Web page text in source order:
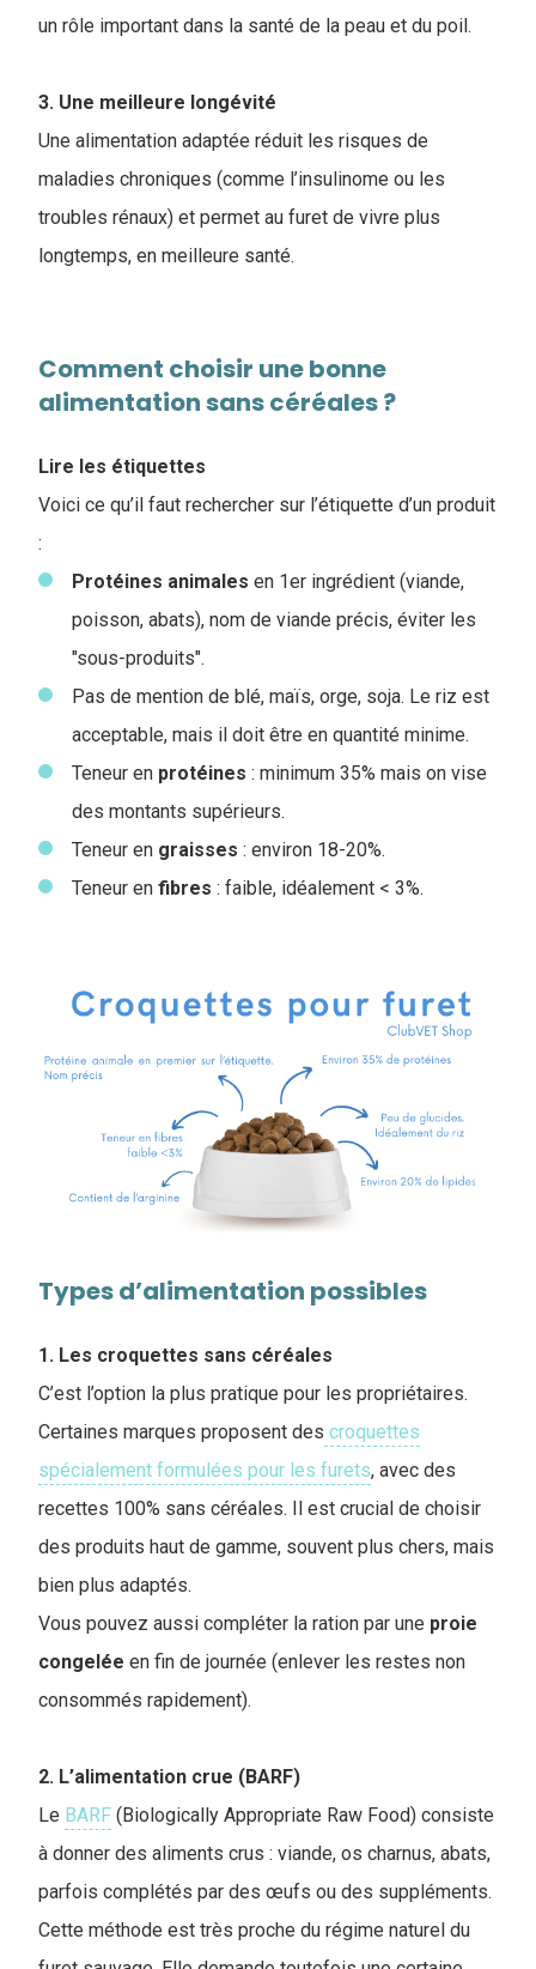
un rôle important dans la santé de la peau et du poil.
3. Une meilleure longévité
Une alimentation adaptée réduit les risques de
maladies chroniques (comme l’insulinome ou les
troubles rénaux) et permet au furet de vivre plus
longtemps, en meilleure santé.
Comment choisir une bonne
alimentation sans céréales ?
Lire les étiquettes
Voici ce qu’il faut rechercher sur l’étiquette d’un produit
:
Protéines animales en 1er ingrédient (viande,
poisson, abats), nom de viande précis, éviter les
"sous-produits".
Pas de mention de blé, maïs, orge, soja. Le riz est
acceptable, mais il doit être en quantité minime.
Teneur en protéines : minimum 35% mais on vise
des montants supérieurs.
Teneur en graisses : environ 18-20%.
Teneur en fibres : faible, idéalement < 3%.
Types d’alimentation possibles
1. Les croquettes sans céréales
C’est l’option la plus pratique pour les propriétaires.
Certaines marques proposent des croquettes
spécialement formulées pour les furets, avec des
recettes 100% sans céréales. Il est crucial de choisir
des produits haut de gamme, souvent plus chers, mais
bien plus adaptés.
Vous pouvez aussi compléter la ration par une proie
congelée en fin de journée (enlever les restes non
consommés rapidement).
2. L’alimentation crue (BARF)
Le BARF (Biologically Appropriate Raw Food) consiste
à donner des aliments crus : viande, os charnus, abats,
parfois complétés par des œufs ou des suppléments.
Cette méthode est très proche du régime naturel du